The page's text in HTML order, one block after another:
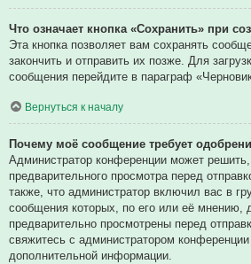
Что означает кнопка «Сохранить» при
Эта кнопка позволяет вам сохранять
закончить и отправить их позже. Для
сообщения перейдите в параграф
Вернуться к началу
Почему моё сообщение требует
Администратор конференции может
предварительного просмотра перед
также, что администратор включил вас в
сообщения которых, по его или её мнению,
предварительно просмотрены перед
свяжитесь с администратором
дополнительной информации.